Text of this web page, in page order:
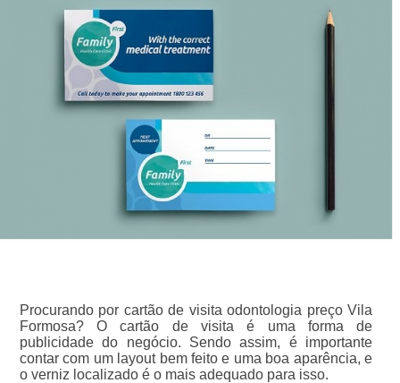
Procurando por cartão de visita odontologia preço Vila
Formosa? O cartão de visita é uma forma de
publicidade do negócio. Sendo assim, é importante
contar com um layout bem feito e uma boa aparência, e
o verniz localizado é o mais adequado para isso.